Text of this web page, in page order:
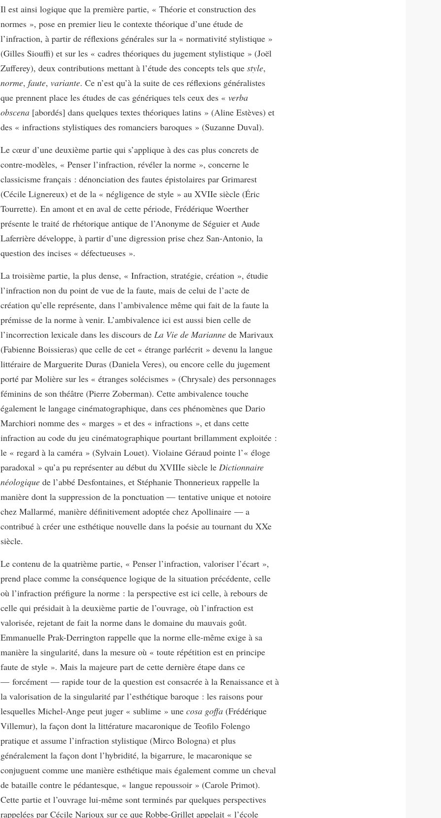
Il est ainsi logique que la première partie, « Théorie et construction des
normes », pose en premier lieu le contexte théorique d’une étude de
l’infraction, à partir de réflexions générales sur la « normativité stylistique »
(Gilles Siouffi) et sur les « cadres théoriques du jugement stylistique » (Joël
Zufferey), deux contributions mettant à l’étude des concepts tels que style,
norme, faute, variante. Ce n’est qu’à la suite de ces réflexions généralistes
que prennent place les études de cas génériques tels ceux des « verba
obscena [abordés] dans quelques textes théoriques latins » (Aline Estèves) et
des « infractions stylistiques des romanciers baroques » (Suzanne Duval).
Le cœur d’une deuxième partie qui s’applique à des cas plus concrets de
contre-modèles, « Penser l’infraction, révéler la norme », concerne le
classicisme français : dénonciation des fautes épistolaires par Grimarest
(Cécile Lignereux) et de la « négligence de style » au XVIIe siècle (Éric
Tourrette). En amont et en aval de cette période, Frédérique Woerther
présente le traité de rhétorique antique de l’Anonyme de Séguier et Aude
Laferrière développe, à partir d’une digression prise chez San-Antonio, la
question des incises « défectueuses ».
La troisième partie, la plus dense, « Infraction, stratégie, création », étudie
l’infraction non du point de vue de la faute, mais de celui de l’acte de
création qu’elle représente, dans l’ambivalence même qui fait de la faute la
prémisse de la norme à venir. L’ambivalence ici est aussi bien celle de
l’incorrection lexicale dans les discours de La Vie de Marianne de Marivaux
(Fabienne Boissieras) que celle de cet « étrange parlécrit » devenu la langue
littéraire de Marguerite Duras (Daniela Veres), ou encore celle du jugement
porté par Molière sur les « étranges solécismes » (Chrysale) des personnages
féminins de son théâtre (Pierre Zoberman). Cette ambivalence touche
également le langage cinématographique, dans ces phénomènes que Dario
Marchiori nomme des « marges » et des « infractions », et dans cette
infraction au code du jeu cinématographique pourtant brillamment exploitée :
le « regard à la caméra » (Sylvain Louet). Violaine Géraud pointe l’« éloge
paradoxal » qu’a pu représenter au début du XVIIIe siècle le Dictionnaire
néologique de l’abbé Desfontaines, et Stéphanie Thonnerieux rappelle la
manière dont la suppression de la ponctuation — tentative unique et notoire
chez Mallarmé, manière définitivement adoptée chez Apollinaire — a
contribué à créer une esthétique nouvelle dans la poésie au tournant du XXe
siècle.
Le contenu de la quatrième partie, « Penser l’infraction, valoriser l’écart »,
prend place comme la conséquence logique de la situation précédente, celle
où l’infraction préfigure la norme : la perspective est ici celle, à rebours de
celle qui présidait à la deuxième partie de l’ouvrage, où l’infraction est
valorisée, rejetant de fait la norme dans le domaine du mauvais goût.
Emmanuelle Prak-Derrington rappelle que la norme elle-même exige à sa
manière la singularité, dans la mesure où « toute répétition est en principe
faute de style ». Mais la majeure part de cette dernière étape dans ce
— forcément — rapide tour de la question est consacrée à la Renaissance et à
la valorisation de la singularité par l’esthétique baroque : les raisons pour
lesquelles Michel-Ange peut juger « sublime » une cosa goffa (Frédérique
Villemur), la façon dont la littérature macaronique de Teofilo Folengo
pratique et assume l’infraction stylistique (Mirco Bologna) et plus
généralement la façon dont l’hybridité, la bigarrure, le macaronique se
conjuguent comme une manière esthétique mais également comme un cheval
de bataille contre le pédantesque, « langue repoussoir » (Carole Primot).
Cette partie et l’ouvrage lui-même sont terminés par quelques perspectives
rappelées par Cécile Narjoux sur ce que Robbe-Grillet appelait « l’école